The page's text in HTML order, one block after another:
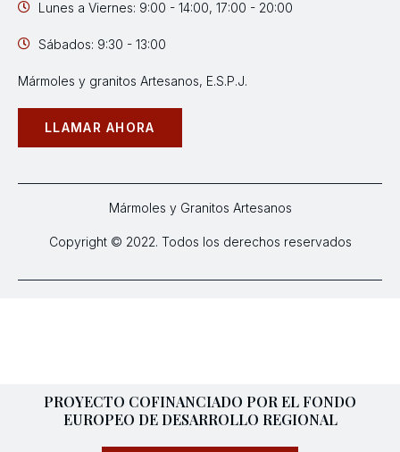
Lunes a Viernes: 9:00 - 14:00, 17:00 - 20:00
Sábados: 9:30 - 13:00
Mármoles y granitos Artesanos, E.S.P.J.
LLAMAR AHORA
Mármoles y Granitos Artesanos
Copyright © 2022. Todos los derechos reservados
PROYECTO COFINANCIADO POR EL FONDO
EUROPEO DE DESARROLLO REGIONAL